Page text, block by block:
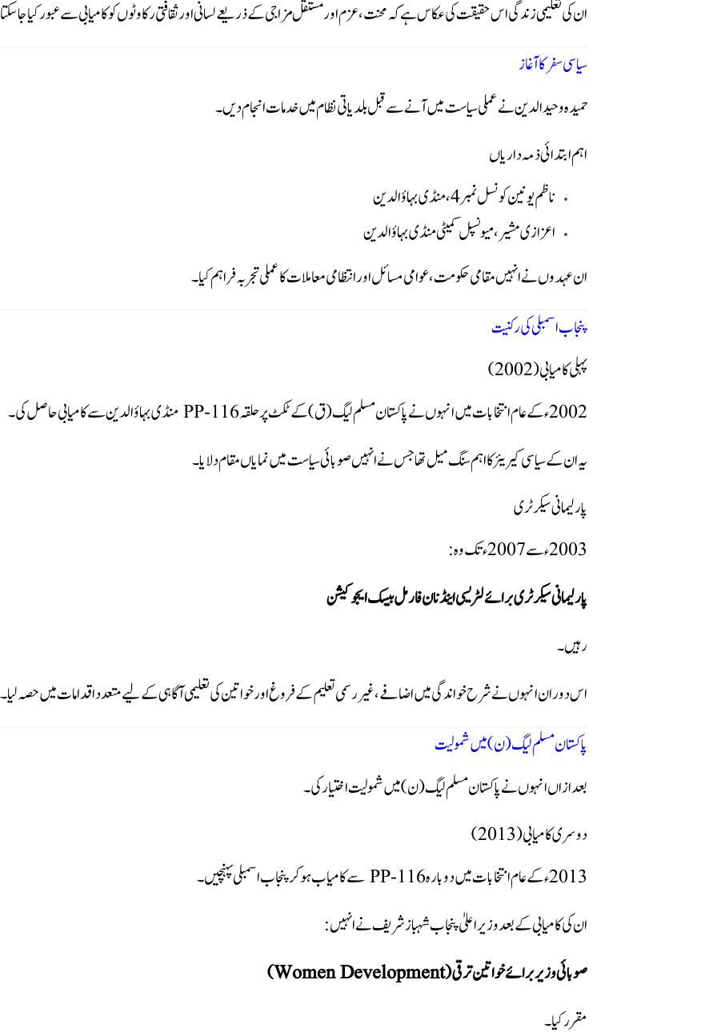
ان کی تعلیمی زندگی اس حقیقت کی عکاس ہے کہ محنت، عزم اور مستقل مزاجی کے ذریعے لسانی اور ثقافتی رکاوٹوں کو کامیابی سے عبور کیا جا
سیاسی سفر کا آغاز
حمیدہ وحیدالدین نے عملی سیاست میں آنے سے قبل بلدیاتی نظام میں خدمات انجام دیں۔
اہم ابتدائی ذمہ داریاں
ناظم یونین کونسل نمبر 4، منڈی بہاؤالدین
اعزازی مشیر، میونسپل کمیٹی منڈی بہاؤالدین
ان عہدوں نے انہیں مقامی حکومت، عوامی مسائل اور انتظامی معاملات کا عملی تجربہ فراہم کیا۔
پنجاب اسمبلی کی رکنیت
پہلی کامیابی (2002)
2002ء کے عام انتخابات میں انہوں نے پاکستان مسلم لیگ (ق) کے ٹکٹ پر حلقہ PP-116 منڈی بہاؤالدین سے کامیابی حاصل کی۔
یہ ان کے سیاسی کیریئر کا اہم سنگ میل تھا جس نے انہیں صوبائی سیاست میں نمایاں مقام دلایا۔
پارلیمانی سیکرٹری
2003ء سے 2007ء تک وہ:
پارلیمانی سیکرٹری برائے لٹریسی اینڈ نان فارمل بیسک ایجوکیشن
رہیں۔
اس دوران انہوں نے شرح خواندگی میں اضافے، غیر رسمی تعلیم کے فروغ اور خواتین کی تعلیمی آگاہی کے لیے متعدد اقدامات میں حصہ لیا۔
پاکستان مسلم لیگ (ن) میں شمولیت
بعد ازاں انہوں نے پاکستان مسلم لیگ (ن) میں شمولیت اختیار کی۔
دوسری کامیابی (2013)
2013ء کے عام انتخابات میں دوبارہ PP-116 سے کامیاب ہو کر پنجاب اسمبلی پہنچیں۔
ان کی کامیابی کے بعد وزیراعلیٰ پنجاب شہباز شریف نے انہیں:
صوبائی وزیر برائے خواتین ترقی (Women Development)
مقرر کیا۔